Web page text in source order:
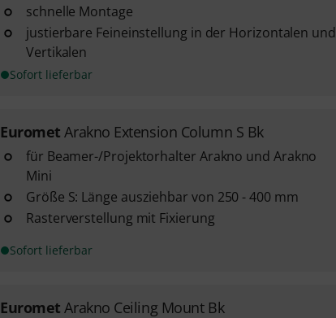
schnelle Montage
justierbare Feineinstellung in der Horizontalen und
Vertikalen
Sofort lieferbar
Euromet Arakno Extension Column S Bk
für Beamer-/Projektorhalter Arakno und Arakno
Mini
Größe S: Länge ausziehbar von 250 - 400 mm
Rasterverstellung mit Fixierung
Sofort lieferbar
Euromet Arakno Ceiling Mount Bk